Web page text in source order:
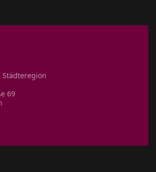
Städteregion
69